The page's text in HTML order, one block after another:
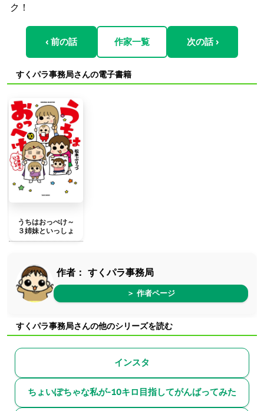
ク！
‹ 前の話 作家一覧 次の話 ›
すくパラ事務局さんの電子書籍
うちはおっぺけ～
３姉妹といっしょ
作者： すくパラ事務局
＞ 作者ページ
すくパラ事務局さんの他のシリーズを読む
インスタ
ちょいぽちゃな私が-10キロ目指してがんばってみた